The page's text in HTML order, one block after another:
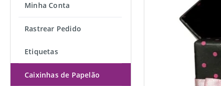
Minha Conta
Rastrear Pedido
Etiquetas
Caixinhas de Papelão